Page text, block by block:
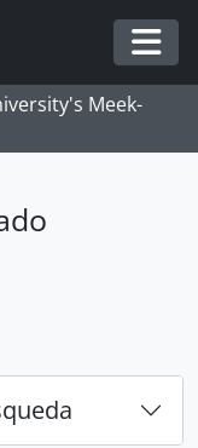
Meek-